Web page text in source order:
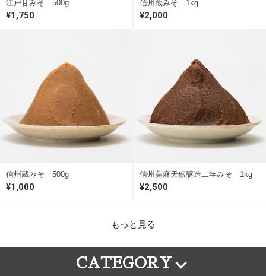
江戸甘みそ 500g
¥1,750
信州蔵みそ 1kg
¥2,000
信州蔵みそ 500g
¥1,000
信州美麻天然醸造二年みそ 1kg
¥2,500
もっと見る
CATEGORY